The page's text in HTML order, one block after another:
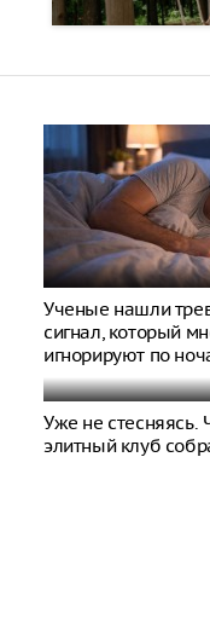
Ученые нашли
сигнал, который
игнорируют по
Уже не стесняясь.
элитный клуб